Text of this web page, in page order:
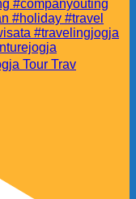
Tour Trav